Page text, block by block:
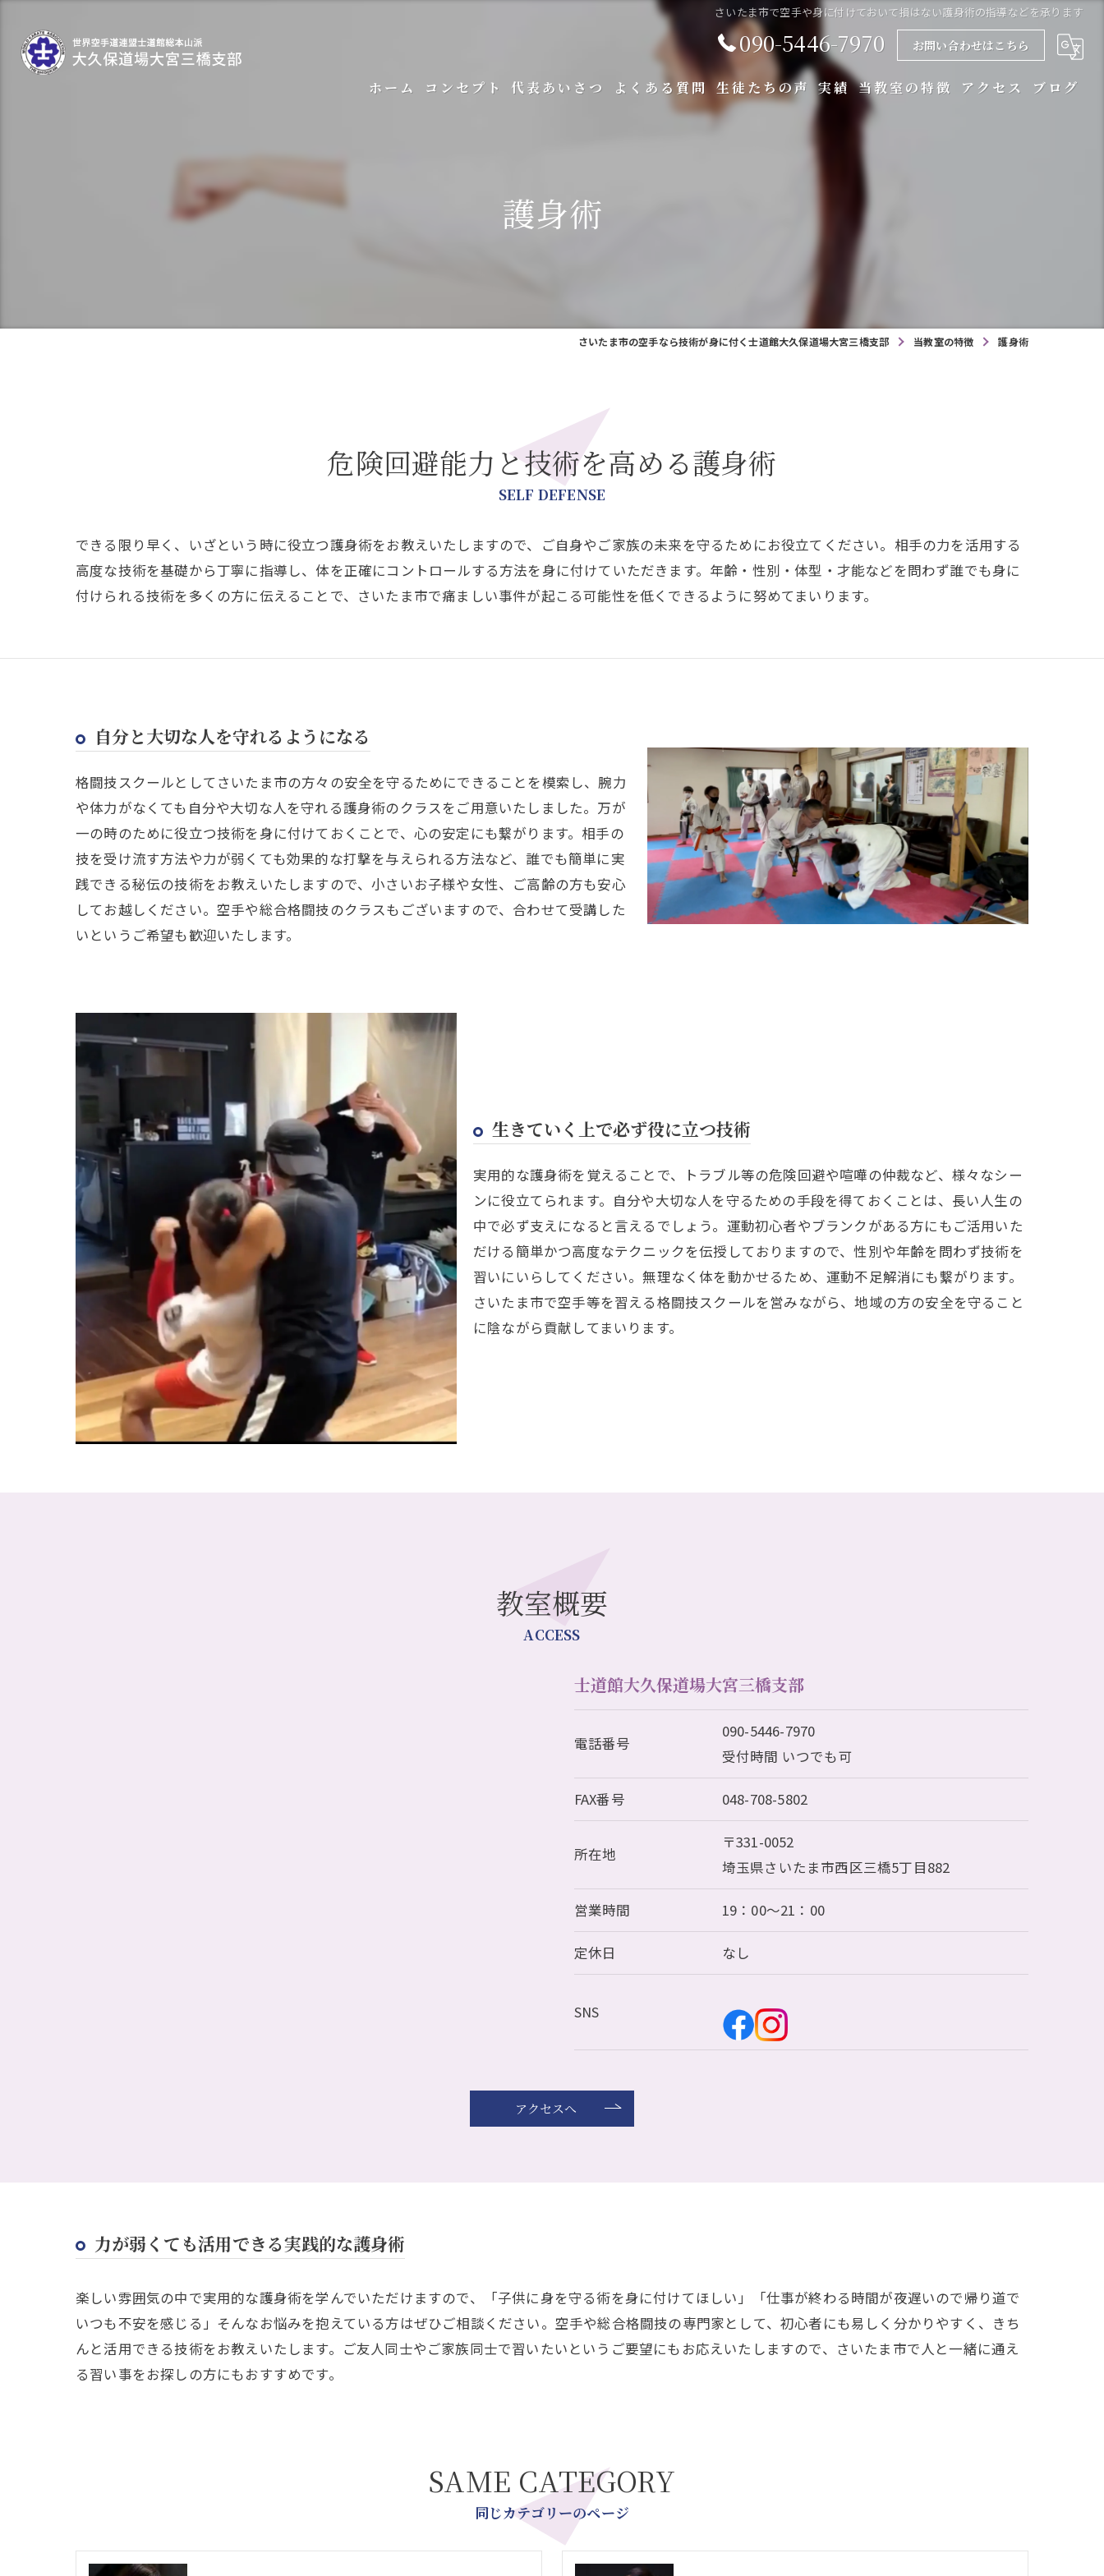
さいたま市で空手や身に付けておいて損はない護身術の指導などを承ります
090-5446-7970 お問い合わせはこちら
ホーム コンセプト 代表あいさつ よくある質問 生徒たちの声 実績 当教室の特徴 アクセス ブログ
護身術
さいたま市の空手なら技術が身に付く士道館大久保道場大宮三橋支部 当教室の特徴 護身術
危険回避能力と技術を高める護身術
SELF DEFENSE
できる限り早く、いざという時に役立つ護身術をお教えいたしますので、ご自身やご家族の未来を守るためにお役立てください。相手の力を活用する
高度な技術を基礎から丁寧に指導し、体を正確にコントロールする方法を身に付けていただきます。年齢・性別・体型・才能などを問わず誰でも身に
付けられる技術を多くの方に伝えることで、さいたま市で痛ましい事件が起こる可能性を低くできるように努めてまいります。
自分と大切な人を守れるようになる
格闘技スクールとしてさいたま市の方々の安全を守るためにできることを模索し、腕力
や体力がなくても自分や大切な人を守れる護身術のクラスをご用意いたしました。万が
一の時のために役立つ技術を身に付けておくことで、心の安定にも繋がります。相手の
技を受け流す方法や力が弱くても効果的な打撃を与えられる方法など、誰でも簡単に実
践できる秘伝の技術をお教えいたしますので、小さいお子様や女性、ご高齢の方も安心
してお越しください。空手や総合格闘技のクラスもございますので、合わせて受講した
いというご希望も歓迎いたします。
生きていく上で必ず役に立つ技術
実用的な護身術を覚えることで、トラブル等の危険回避や喧嘩の仲裁など、様々なシー
ンに役立てられます。自分や大切な人を守るための手段を得ておくことは、長い人生の
中で必ず支えになると言えるでしょう。運動初心者やブランクがある方にもご活用いた
だける簡単かつ高度なテクニックを伝授しておりますので、性別や年齢を問わず技術を
習いにいらしてください。無理なく体を動かせるため、運動不足解消にも繋がります。
さいたま市で空手等を習える格闘技スクールを営みながら、地域の方の安全を守ること
に陰ながら貢献してまいります。
教室概要
ACCESS
士道館大久保道場大宮三橋支部
電話番号
090-5446-7970
受付時間 いつでも可
FAX番号 048-708-5802
所在地
〒331-0052
埼玉県さいたま市西区三橋5丁目882
営業時間 19：00～21：00
定休日 なし
SNS
アクセスへ
力が弱くても活用できる実践的な護身術
楽しい雰囲気の中で実用的な護身術を学んでいただけますので、「子供に身を守る術を身に付けてほしい」「仕事が終わる時間が夜遅いので帰り道で
いつも不安を感じる」そんなお悩みを抱えている方はぜひご相談ください。空手や総合格闘技の専門家として、初心者にも易しく分かりやすく、きち
んと活用できる技術をお教えいたします。ご友人同士やご家族同士で習いたいというご要望にもお応えいたしますので、さいたま市で人と一緒に通え
る習い事をお探しの方にもおすすめです。
同じカテゴリーのページ
SAME CATEGORY